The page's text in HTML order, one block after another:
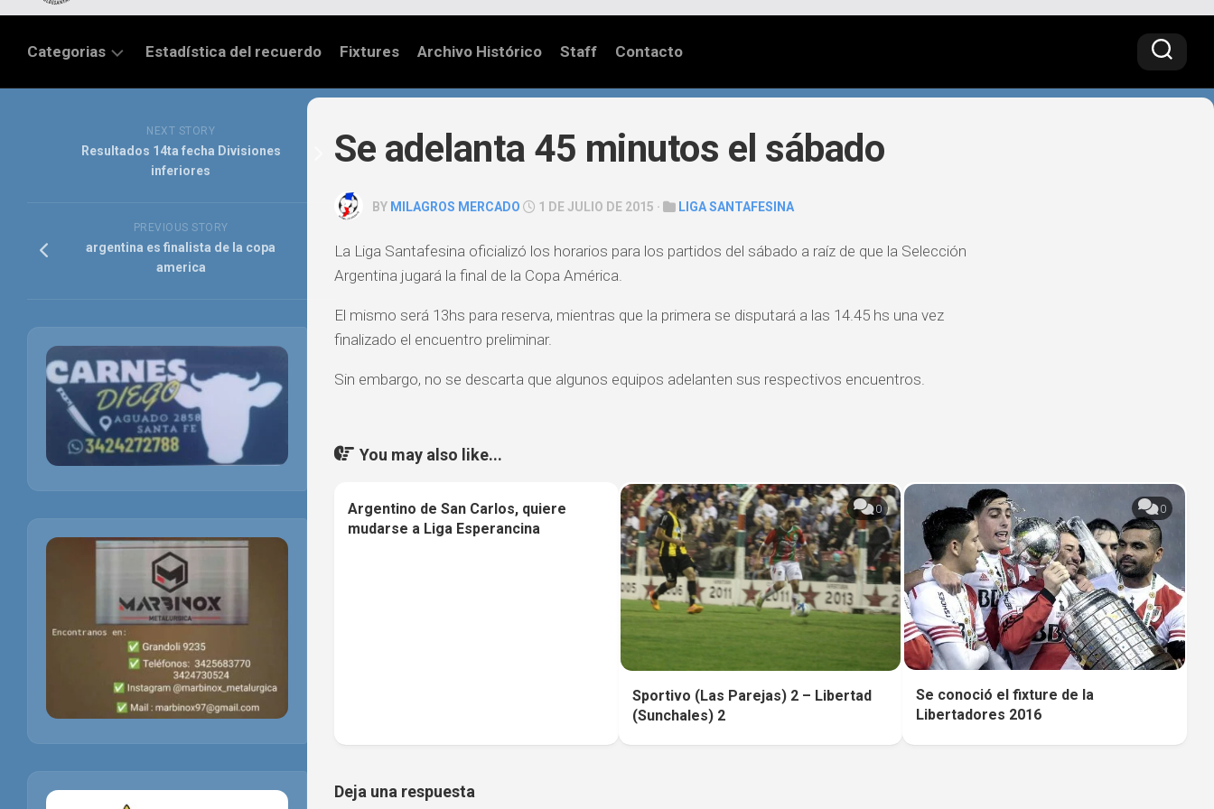
Categorias
PRIMERA
FÚTBOL
INTERNACIONAL
Estadística del recuerdo Fixtures Archivo Histórico Staff Contacto
Se adelanta 45 minutos el sábado
BY MILAGROS MERCADO 1 DE JULIO DE 2015 · LIGA SANTAFESINA
La Liga Santafesina oficializó los horarios para los partidos del sábado a raíz de que la Selección
Argentina jugará la final de la Copa América.
El mismo será 13hs para reserva, mientras que la primera se disputará a las 14.45 hs una vez
finalizado el encuentro preliminar.
Sin embargo, no se descarta que algunos equipos adelanten sus respectivos encuentros.
You may also like...
Argentino de San Carlos, quiere
mudarse a Liga Esperancina
0
Sportivo (Las Parejas) 2 – Libertad
(Sunchales) 2
0
Se conoció el fixture de la
Libertadores 2016
Deja una respuesta
NEXT STORY
Resultados 14ta fecha Divisiones
inferiores
PREVIOUS STORY
argentina es finalista de la copa
america